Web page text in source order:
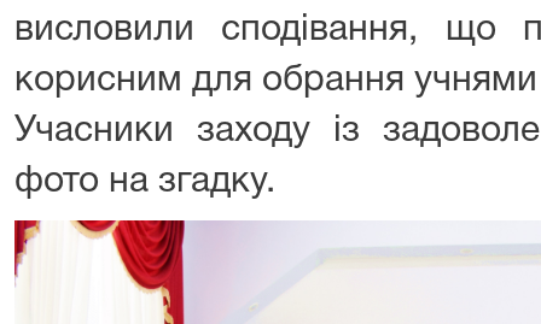
висловили сподівання, що
корисним для обрання учнями
Учасники заходу із
фото на згадку.